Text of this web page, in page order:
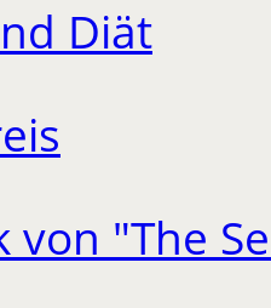
Diät
von "The